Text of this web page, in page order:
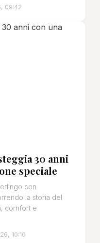
09:42
30 anni
speciale
con
la storia del
comfort e
10:10